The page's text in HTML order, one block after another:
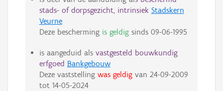
stads- of dorpsgezicht, intrinsiek Stadskern
Veurne
Deze bescherming is geldigsinds 09-06-1995
is aangeduid als vastgesteld bouwkundig
erfgoed Bankgebouw
Deze vaststelling was geldigvan 24-09-2009
tot 14-05-2024